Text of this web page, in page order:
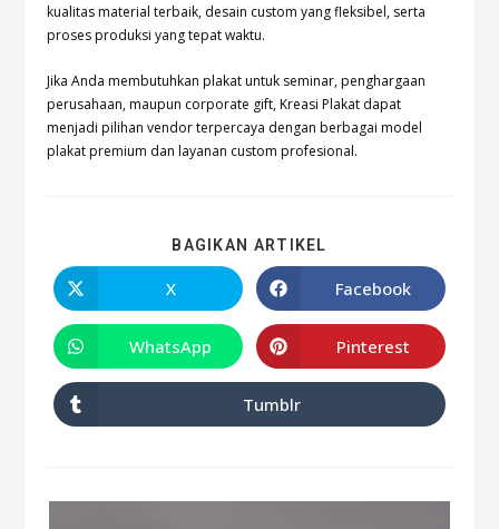
kualitas material terbaik, desain custom yang fleksibel, serta
proses produksi yang tepat waktu.
Jika Anda membutuhkan plakat untuk seminar, penghargaan
perusahaan, maupun corporate gift, Kreasi Plakat dapat
menjadi pilihan vendor terpercaya dengan berbagai model
plakat premium dan layanan custom profesional.
BAGIKAN ARTIKEL
X Facebook
WhatsApp Pinterest
Tumblr